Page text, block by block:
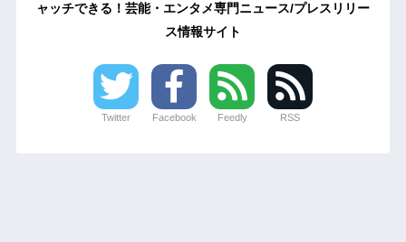
ャッチできる！芸能・エンタメ専門ニュース/プレスリリー
ス情報サイト
Twitter Facebook Feedly RSS